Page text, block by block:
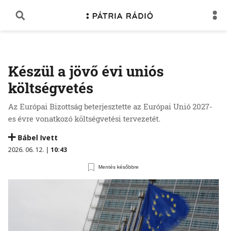
Készül a jövő évi uniós
költségvetés
Az Európai Bizottság beterjesztette az Európai Unió 2027-
es évre vonatkozó költségvetési tervezetét.
Bábel Ivett
2026. 06. 12. | 10:43
Mentés későbbre